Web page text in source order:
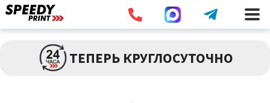
ПЕЧАТЬ ТЕПЕРЬ КРУГЛОСУТОЧНО